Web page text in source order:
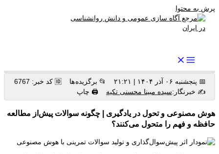
پرش به محتوا
📅 پنجشنبه ۰۶ آذر ۱۴۰۴ | ۲۱:۲۱ 📂 برگزیده ها
🆔 کد خبر: 6767
✍️ خبرنگار:سیده مبینا محسنی تکیه 🖨 چاپ
هوش مصنوعی و تحول در یادگیری | چگونه سوالات پیش‌از مطالعه
حافظه و فهم را متحول می‌کنند؟